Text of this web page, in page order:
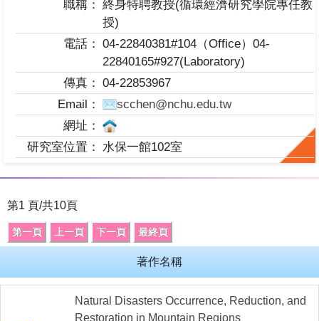
職稱： 終身特聘教授(循環經濟研究學院專任教
授)
電話： 04-22840381#104（Office）04-
22840165#927(Laboratory)
傳真： 04-22853967
Email：
scchen@nchu.edu.tw
網址：
研究室位置： 水保一館102室
第1 頁/共10頁
著作名稱
Natural Disasters Occurrence, Reduction, and
Restoration in Mountain Regions